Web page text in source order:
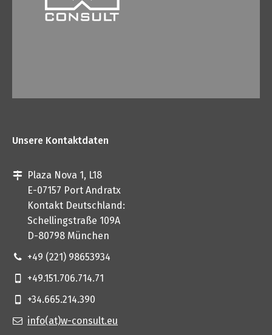
Unsere Kontaktdaten
Plaza Nova 1, L18
E-07157 Port Andratx
Kontakt Deutschland:
Schellingstraße 109A
D-80798 München
+49 (221) 98653934
+49.151.706.714.71
+34.665.214.390
info(at)w-consult.eu